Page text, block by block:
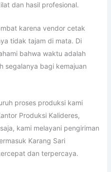
dan hasil profesional.
karena vendor cetak
tidak tajam di mata. Di
bahwa waktu adalah
segalanya bagi kemajuan
proses produksi kami
Produksi Kalideres,
kami melayani pengiriman
Karang Sari
dan terpercaya.